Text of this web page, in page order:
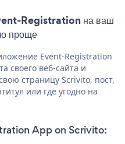
Registration на ваш
проще
Event-Registration
своего веб-сайта и
страницу Scrivito, пост,
или где угодно на
App on Scrivito: